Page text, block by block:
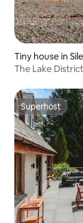
Tiny house in
The Lake
Superhost
Superhost